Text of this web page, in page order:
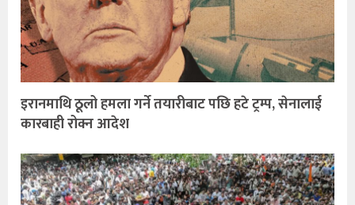
इरानमाथि ठूलो हमला गर्ने तयारीबाट पछि हटे ट्रम्प, सेनालाई
कारबाही रोक्न आदेश